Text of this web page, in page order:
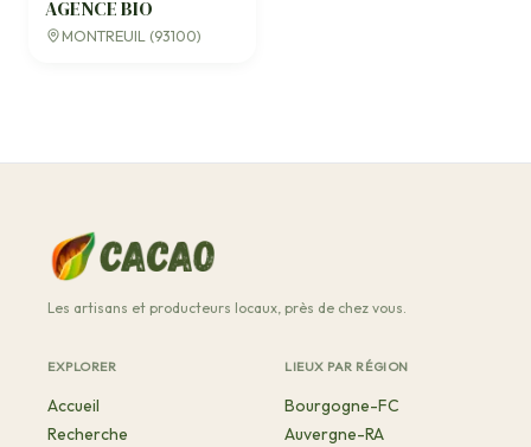
AGENCE BIO
MONTREUIL (93100)
Les artisans et producteurs locaux, près de chez vous.
EXPLORER
Accueil
Recherche
LIEUX PAR RÉGION
Bourgogne-FC
Auvergne-RA